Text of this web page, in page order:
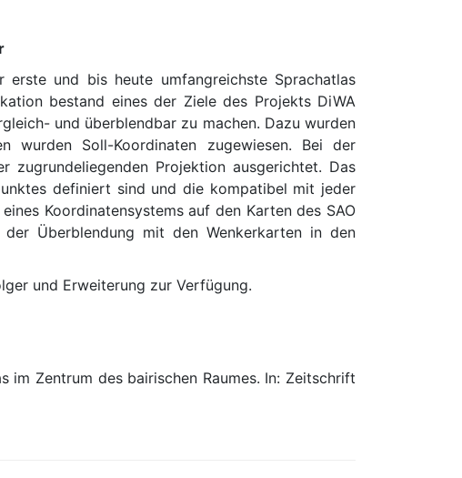
erste und bis heute umfangreichste Sprachatlas
bestand eines der Ziele des Projekts DiWA
und überblendbar zu machen. Dazu wurden
wurden Soll-Koordinaten zugewiesen. Bei der
zugrundeliegenden Projektion ausgerichtet. Das
definiert sind und die kompatibel mit jeder
Koordinatensystems auf den Karten des SAO
Überblendung mit den Wenkerkarten in den
und Erweiterung zur Verfügung.
im Zentrum des bairischen Raumes. In: Zeitschrift